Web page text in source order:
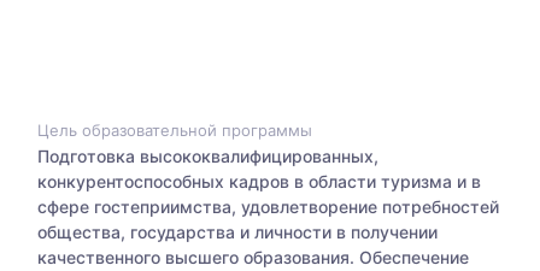
Цель образовательной программы
Подготовка высококвалифицированных,
конкурентоспособных кадров в области туризма и в
сфере гостеприимства, удовлетворение потребностей
общества, государства и личности в получении
качественного высшего образования. Обеспечение